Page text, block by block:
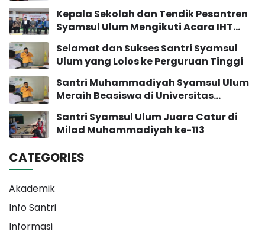
Kepala Sekolah dan Tendik Pesantren
Syamsul Ulum Mengikuti Acara IHT
Selamat dan Sukses Santri Syamsul
Ulum yang Lolos ke Perguruan Tinggi
Santri Muhammadiyah Syamsul Ulum
Meraih Beasiswa di Universitas
Santri Syamsul Ulum Juara Catur di
Milad Muhammadiyah ke-113
CATEGORIES
Akademik
Info Santri
Informasi